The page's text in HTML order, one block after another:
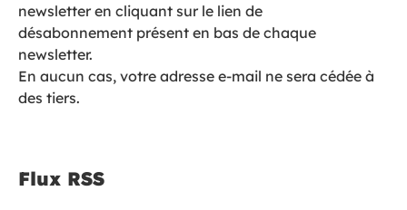
newsletter en cliquant sur le lien de
désabonnement présent en bas de chaque
newsletter.
En aucun cas, votre adresse e-mail ne sera cédée à
des tiers.
Flux RSS